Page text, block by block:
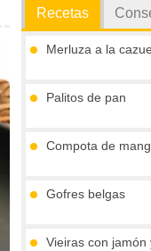
Recetas
Merluza a la
Palitos de pan
Compota de
Gofres belgas
Vieiras con